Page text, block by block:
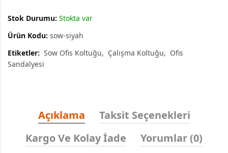
Stok Durumu: Stokta var
Ürün Kodu: sow-siyah
Etiketler: Sow Ofis Koltuğu Çalışma Koltuğu
Ofis
Sandalyesi
Açıklama
Taksit Seçenekleri
Kargo Ve Kolay İade
Yorumlar (0)